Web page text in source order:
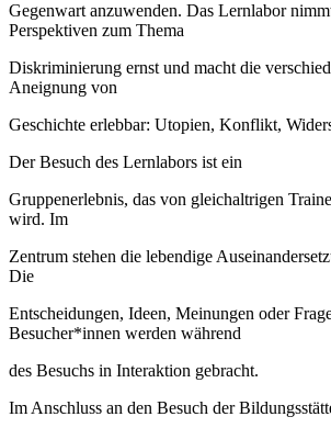
Gegenwart anzuwenden. Das Lernlabor
Perspektiven zum Thema
Diskriminierung ernst und macht die
Aneignung von
Geschichte erlebbar: Utopien, Konflikt,
Der Besuch des Lernlabors ist ein
Gruppenerlebnis, das von gleichaltrigen
wird. Im
Zentrum stehen die lebendige
Die
Entscheidungen, Ideen, Meinungen oder
Besucher*innen werden während
des Besuchs in Interaktion gebracht.
Im Anschluss an den Besuch der